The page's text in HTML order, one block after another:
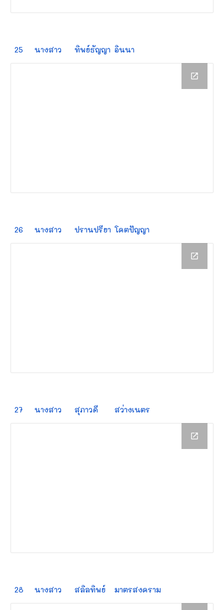
25 นางสาว ทิพย์ธัญญา อินนา
26 นางสาว ปรานปรียา โคตปัญญา
27 นางสาว สุภาวดี สว่างเนตร
28 นางสาว สลิลทิพย์ มาตรสงคราม